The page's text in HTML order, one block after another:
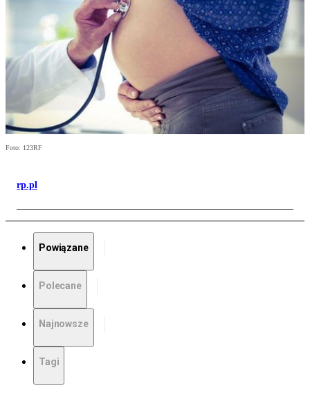
Foto: 123RF
rp.pl
Powiązane
Polecane
Najnowsze
Tagi